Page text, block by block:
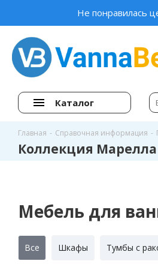
Не понравилась
Каталог
Главная - Справочная информация -
Коллекция
Мебель для
Все Шкафы Тумбы с